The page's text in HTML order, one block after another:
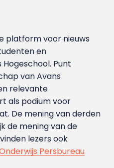
platform voor nieuws
en
Punt
van Avans
relevante
als podium voor
De mening van derden
de mening van de
lezers ook
Persbureau